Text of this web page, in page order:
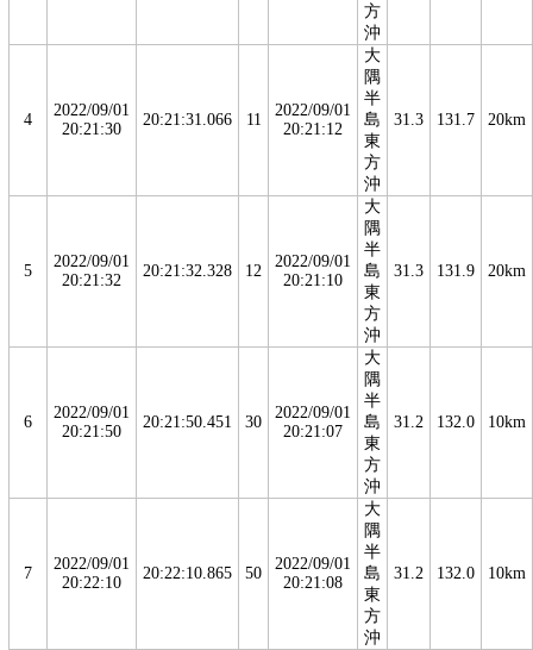
方
沖
4
2022/09/01
20:21:30
20:21:31.066 11
2022/09/01
20:21:12
大
隅
半
島
東
方
沖
31.3 131.7 20km
5
2022/09/01
20:21:32
20:21:32.328 12
2022/09/01
20:21:10
大
隅
半
島
東
方
沖
31.3 131.9 20km
6
2022/09/01
20:21:50
20:21:50.451 30
2022/09/01
20:21:07
大
隅
半
島
東
方
沖
31.2 132.0 10km
7
2022/09/01
20:22:10
20:22:10.865 50
2022/09/01
20:21:08
大
隅
半
島
東
方
沖
31.2 132.0 10km